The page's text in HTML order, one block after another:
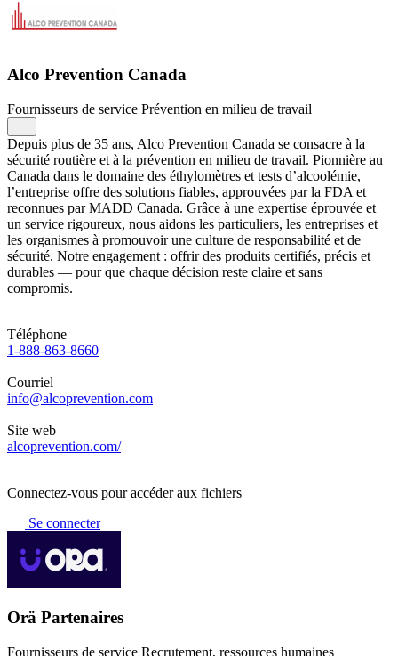
Alco Prevention Canada
Fournisseurs de service Prévention en milieu de travail
Depuis plus de 35 ans, Alco Prevention Canada se consacre à la
sécurité routière et à la prévention en milieu de travail. Pionnière au
Canada dans le domaine des éthylomètres et tests d’alcoolémie,
l’entreprise offre des solutions fiables, approuvées par la FDA et
reconnues par MADD Canada. Grâce à une expertise éprouvée et
un service rigoureux, nous aidons les particuliers, les entreprises et
les organismes à promouvoir une culture de responsabilité et de
sécurité. Notre engagement : offrir des produits certifiés, précis et
durables — pour que chaque décision reste claire et sans
compromis.
Téléphone
1-888-863-8660
Courriel
info@alcoprevention.com
Site web
alcoprevention.com/
Connectez-vous pour accéder aux fichiers
Se connecter
Orä Partenaires
Fournisseurs de service Recrutement, ressources humaines